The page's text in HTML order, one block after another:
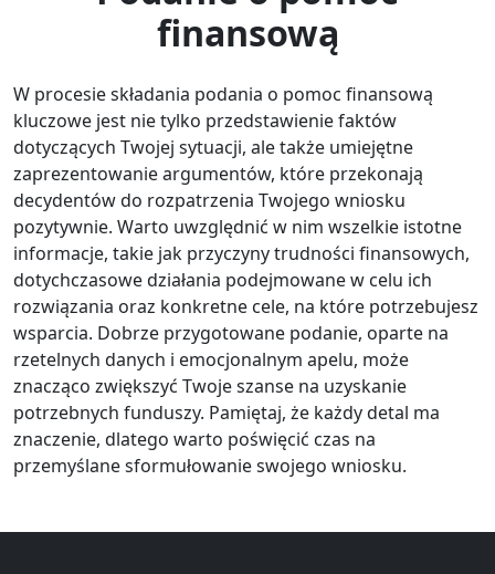
finansową
W procesie składania podania o pomoc finansową
kluczowe jest nie tylko przedstawienie faktów
dotyczących Twojej sytuacji, ale także umiejętne
zaprezentowanie argumentów, które przekonają
decydentów do rozpatrzenia Twojego wniosku
pozytywnie. Warto uwzględnić w nim wszelkie istotne
informacje, takie jak przyczyny trudności finansowych,
dotychczasowe działania podejmowane w celu ich
rozwiązania oraz konkretne cele, na które potrzebujesz
wsparcia. Dobrze przygotowane podanie, oparte na
rzetelnych danych i emocjonalnym apelu, może
znacząco zwiększyć Twoje szanse na uzyskanie
potrzebnych funduszy. Pamiętaj, że każdy detal ma
znaczenie, dlatego warto poświęcić czas na
przemyślane sformułowanie swojego wniosku.